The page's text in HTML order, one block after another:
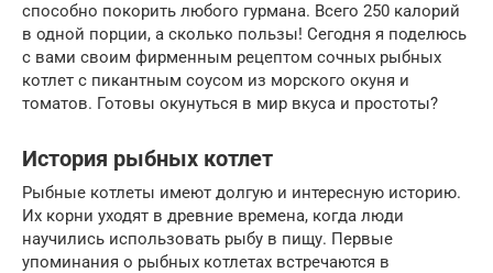
способно покорить любого гурмана. Всего 250 калорий
в одной порции, а сколько пользы! Сегодня я поделюсь
с вами своим фирменным рецептом сочных рыбных
котлет с пикантным соусом из морского окуня и
томатов. Готовы окунуться в мир вкуса и простоты?
История рыбных котлет
Рыбные котлеты имеют долгую и интересную историю.
Их корни уходят в древние времена, когда люди
научились использовать рыбу в пищу. Первые
упоминания о рыбных котлетах встречаются в